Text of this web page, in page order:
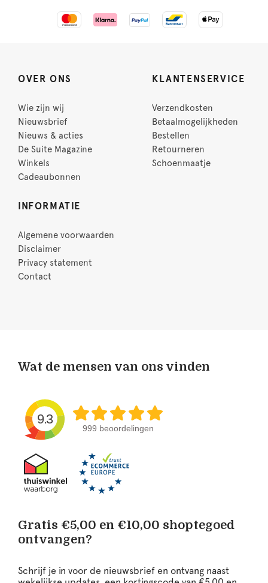
OVER ONS
Wie zijn wij
Nieuwsbrief
Nieuws & acties
De Suite Magazine
Winkels
Cadeaubonnen
KLANTENSERVICE
Verzendkosten
Betaalmogelijkheden
Bestellen
Retourneren
Schoenmaatje
INFORMATIE
Algemene voorwaarden
Disclaimer
Privacy statement
Contact
Wat de mensen van ons vinden
9.3
999 beoordelingen
Gratis €5,00 en €10,00 shoptegoed
ontvangen?
Schrijf je in voor de nieuwsbrief en ontvang naast